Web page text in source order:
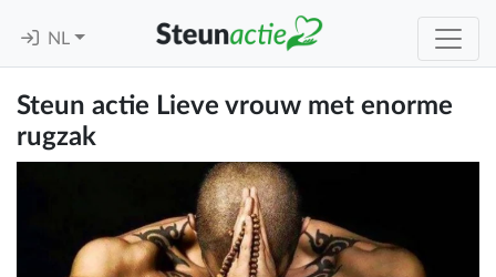
NL
Steun actie Lieve vrouw met enorme
rugzak